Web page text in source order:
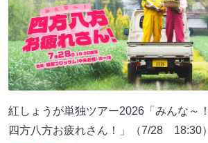
紅しょうが単独ツアー2026「みんな～！
四方八方お疲れさん！」（7/28 18:30）